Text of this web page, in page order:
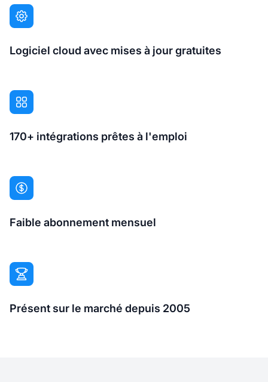
Logiciel cloud avec mises à jour gratuites
170+ intégrations prêtes à l'emploi
Faible abonnement mensuel
Présent sur le marché depuis 2005